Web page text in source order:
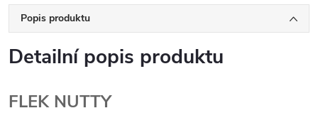
Popis produktu
Detailní popis produktu
FLEK NUTTY